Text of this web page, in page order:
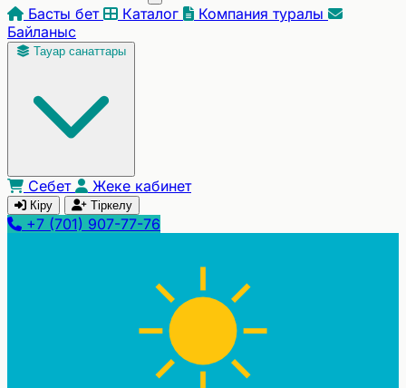
Басты бет Каталог
Компания туралы
Байланыс
Тауар санаттары
Себет Жеке кабинет
Кіру Тіркелу
+7 (701) 907-77-76